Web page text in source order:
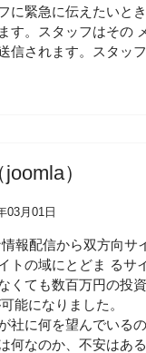
に緊急に伝えたいと
す。スタッフはその
信されます。スタッ
）
03月01日
報配信から双方向
トの域にとどま る
くても数百万円の投
能になりました。
社に何を望んでいる
何なのか、不安はあ